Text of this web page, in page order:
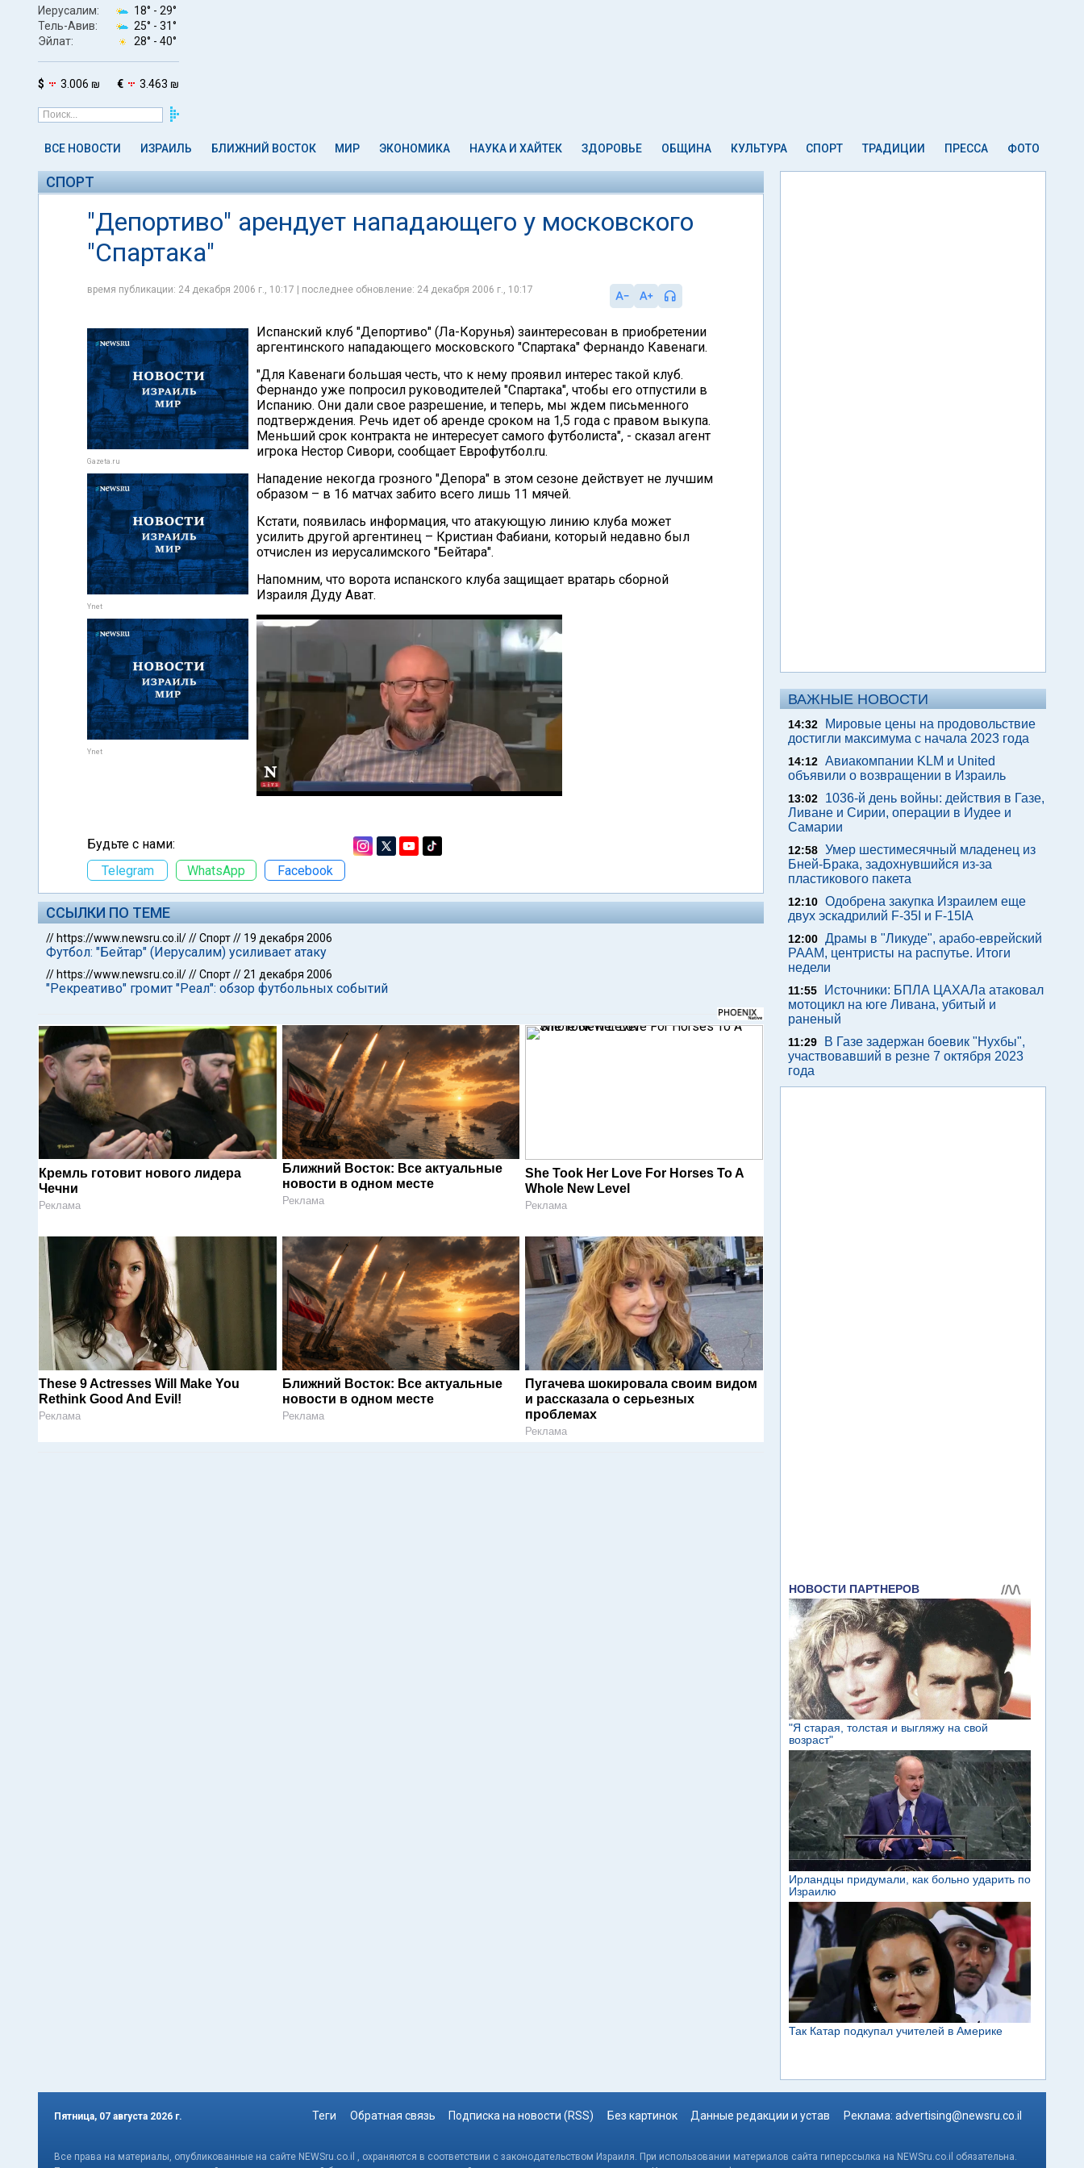
Иерусалим: 18° - 29°
Тель-Авив:
25° - 31°
Эйлат:
28° - 40°
$ 3.006 ₪ € 3.463 ₪
ВСЕ НОВОСТИ ИЗРАИЛЬ БЛИЖНИЙ ВОСТОК МИР ЭКОНОМИКА НАУКА И ХАЙТЕК ЗДОРОВЬЕ ОБЩИНА КУЛЬТУРА СПОРТ ТРАДИЦИИ ПРЕССА ФОТО
СПОРТ
"Депортиво" арендует нападающего у московского
"Спартака"
время публикации: 24 декабря 2006 г., 10:17 | последнее обновление: 24 декабря 2006 г., 10:17
Gazeta.ru
Ynet
Ynet
Испанский клуб "Депортиво" (Ла-Корунья) заинтересован в приобретении
аргентинского нападающего московского "Спартака" Фернандо Кавенаги.
"Для Кавенаги большая честь, что к нему проявил интерес такой клуб.
Фернандо уже попросил руководителей "Спартака", чтобы его отпустили в
Испанию. Они дали свое разрешение, и теперь, мы ждем письменного
подтверждения. Речь идет об аренде сроком на 1,5 года с правом выкупа.
Меньший срок контракта не интересует самого футболиста", - сказал агент
игрока Нестор Сивори, сообщает Еврофутбол.ru.
Нападение некогда грозного "Депора" в этом сезоне действует не лучшим
образом – в 16 матчах забито всего лишь 11 мячей.
Кстати, появилась информация, что атакующую линию клуба может
усилить другой аргентинец – Кристиан Фабиани, который недавно был
отчислен из иерусалимского "Бейтара".
Напомним, что ворота испанского клуба защищает вратарь сборной
Израиля Дуду Ават.
Будьте с нами:
Telegram
WhatsApp Facebook
ССЫЛКИ ПО ТЕМЕ
// https://www.newsru.co.il///Спорт// 19 декабря 2006
Футбол: "Бейтар" (Иерусалим) усиливает атаку
// https://www.newsru.co.il///Спорт//21 декабря 2006
"Рекреативо" громит "Реал": обзор футбольных событий
Кремль готовит нового лидера
Чечни
Реклама
Ближний Восток: Все актуальные
новости в одном месте
Реклама
She Took Her Love For Horses To A
Whole New Level
Реклама
These 9 Actresses Will Make You
Rethink Good And Evil!
Реклама
Ближний Восток: Все актуальные
новости в одном месте
Реклама
Пугачева шокировала своим видом
и рассказала о серьезных
проблемах
Реклама
ВАЖНЫЕ НОВОСТИ
14:32
Мировые цены на продовольствие
достигли максимума с начала 2023 года
14:12 Авиакомпании KLM и United
объявили о возвращении в Израиль
13:02
1036-й день войны: действия в Газе,
Ливане и Сирии, операции в Иудее и
Самарии
12:58 Умер шестимесячный младенец из
Бней-Брака, задохнувшийся из-за
пластикового пакета
12:10 Одобрена закупка Израилем еще
двух эскадрилий F-35I и F-15IA
12:00 Драмы в "Ликуде", арабо-еврейский
РААМ, центристы на распутье. Итоги
недели
11:55
Источники: БПЛА ЦАХАЛа атаковал
мотоцикл на юге Ливана, убитый и
раненый
11:29
В Газе задержан боевик "Нухбы",
участвовавший в резне 7 октября 2023
года
Пятница, 07 августа 2026 г. Теги Обратная связь Подписка на новости (RSS) Без картинок Данные редакции и устав Реклама: advertising@newsru.co.il
Все права на материалы, опубликованные на сайте NEWSru.co.il , охраняются в соответствии с законодательством Израиля. При использовании материалов сайта гиперссылка на NEWSru.co.il обязательна.